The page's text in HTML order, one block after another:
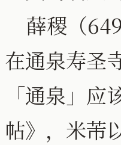
薛稷（
在通泉寿圣
「通泉」
帖》，米芾